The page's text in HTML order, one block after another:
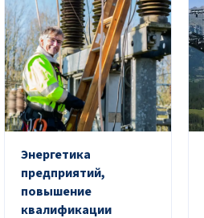
Энергетика
предприятий,
повышение
квалификации